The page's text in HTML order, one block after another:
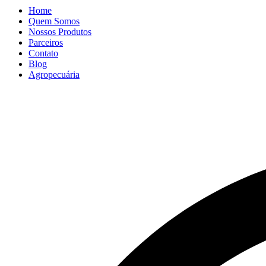
Home
Quem Somos
Nossos Produtos
Parceiros
Contato
Blog
Agropecuária